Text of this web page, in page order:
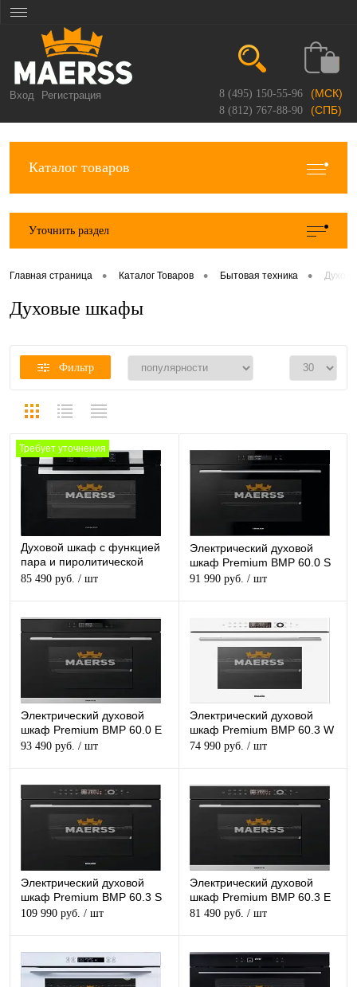
Вход Регистрация 8 (495) 150-55-96 (МСК)
8 (812) 767-88-90 (СПБ)
Каталог товаров
Уточнить раздел
Главная страница • Каталог Товаров • Бытовая техника •
Духовые шкафы
Фильтр
Требует уточнения
Духовой шкаф с функцией
пара и пиролитической
очисткой BMDP 60.0 SG
85 490 руб. / шт
Электрический духовой
шкаф Premium BMP 60.0 S
91 990 руб. / шт
Электрический духовой
шкаф Premium BMP 60.0 E
93 490 руб. / шт
Электрический духовой
шкаф Premium BMP 60.3 W
74 990 руб. / шт
Электрический духовой
шкаф Premium BMP 60.3 S
109 990 руб. / шт
Электрический духовой
шкаф Premium BMP 60.3 E
81 490 руб. / шт